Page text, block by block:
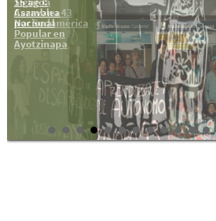
Asamblea
Nacional
Popular en
Ayotzinapa
Caravana 43
por Sudamérica